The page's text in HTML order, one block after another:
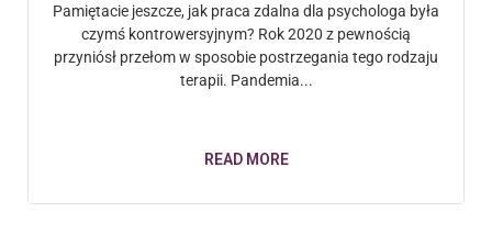
Pamiętacie jeszcze, jak praca zdalna dla psychologa była
czymś kontrowersyjnym? Rok 2020 z pewnością
przyniósł przełom w sposobie postrzegania tego rodzaju
terapii. Pandemia...
READ MORE